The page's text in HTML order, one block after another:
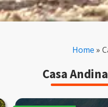
Home »
Casa